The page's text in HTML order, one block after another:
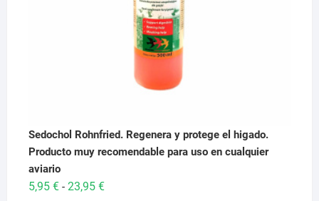
Sedochol Rohnfried. Regenera y protege el higado.
Producto muy recomendable para uso en cualquier
aviario
5,95 € - 23,95 €Rango